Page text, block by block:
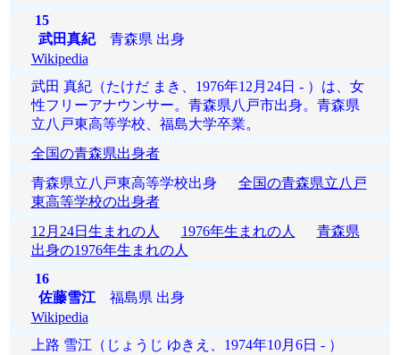
15
武田真紀青森県 出身
Wikipedia
武田 真紀（たけだ まき、1976年12月24日 - ）は、女
性フリーアナウンサー。青森県八戸市出身。青森県
立八戸東高等学校、福島大学卒業。
全国の青森県出身者
青森県立八戸東高等学校出身 全国の青森県立八戸
東高等学校の出身者
12月24日生まれの人
1976年生まれの人
青森県
出身の1976年生まれの人
16
佐藤雪江福島県 出身
Wikipedia
上路 雪江（じょうじ ゆきえ、1974年10月6日 - ）